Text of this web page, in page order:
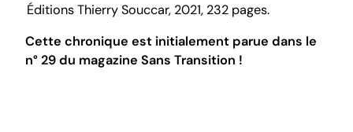
Éditions Thierry Souccar, 2021, 232 pages.
Cette chronique est initialement parue dans le
n° 29 du magazine Sans Transition !